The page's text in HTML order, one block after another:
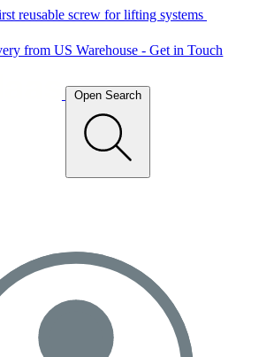
reusable screw for lifting systems
from US Warehouse - Get in Touch
Open Search